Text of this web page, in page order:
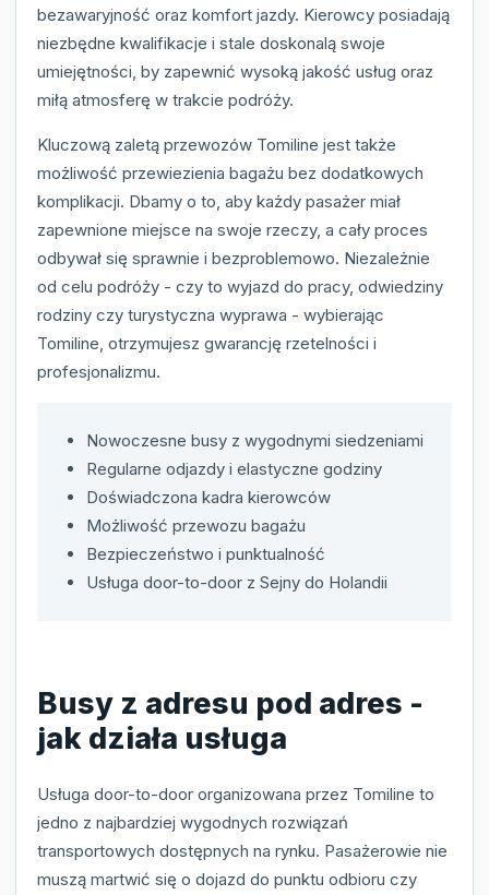
bezawaryjność oraz komfort jazdy. Kierowcy posiadają
niezbędne kwalifikacje i stale doskonalą swoje
umiejętności, by zapewnić wysoką jakość usług oraz
miłą atmosferę w trakcie podróży.
Kluczową zaletą przewozów Tomiline jest także
możliwość przewiezienia bagażu bez dodatkowych
komplikacji. Dbamy o to, aby każdy pasażer miał
zapewnione miejsce na swoje rzeczy, a cały proces
odbywał się sprawnie i bezproblemowo. Niezależnie
od celu podróży - czy to wyjazd do pracy, odwiedziny
rodziny czy turystyczna wyprawa - wybierając
Tomiline, otrzymujesz gwarancję rzetelności i
profesjonalizmu.
Nowoczesne busy z wygodnymi siedzeniami
Regularne odjazdy i elastyczne godziny
Doświadczona kadra kierowców
Możliwość przewozu bagażu
Bezpieczeństwo i punktualność
Usługa door-to-door z Sejny do Holandii
Busy z adresu pod adres -
jak działa usługa
Usługa door-to-door organizowana przez Tomiline to
jedno z najbardziej wygodnych rozwiązań
transportowych dostępnych na rynku. Pasażerowie nie
muszą martwić się o dojazd do punktu odbioru czy